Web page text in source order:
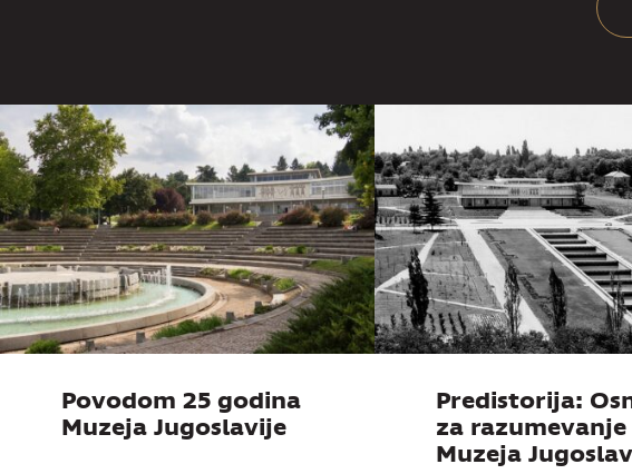
Povodom 25 godina
Muzeja Jugoslavije
Predistorija:
za razumevanje
Muzeja